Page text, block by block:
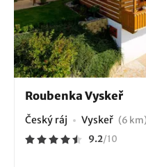
Roubenka Vyskeř
Český ráj Vyskeř (6
9.2/10